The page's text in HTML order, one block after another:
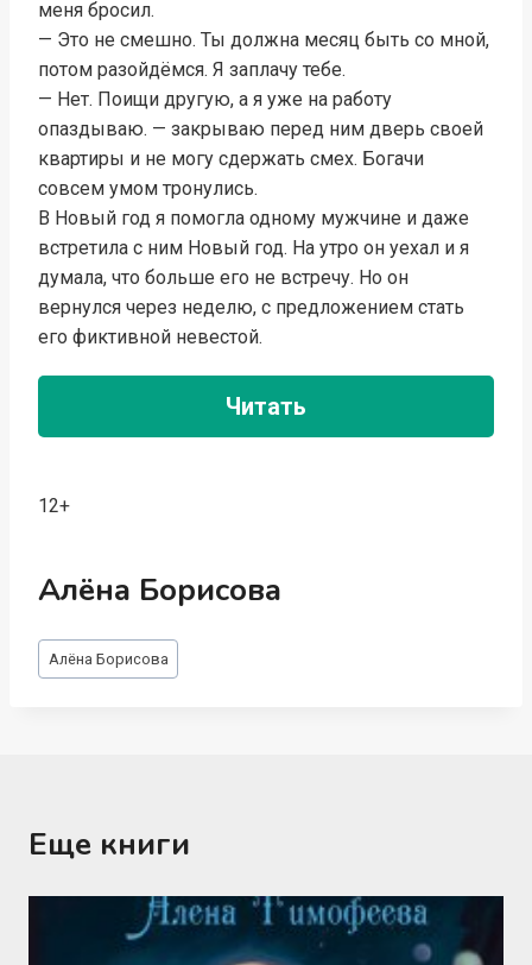
меня бросил.
— Это не смешно. Ты должна месяц быть со мной,
потом разойдёмся. Я заплачу тебе.
— Нет. Поищи другую, а я уже на работу
опаздываю. — закрываю перед ним дверь своей
квартиры и не могу сдержать смех. Богачи
совсем умом тронулись.
В Новый год я помогла одному мужчине и даже
встретила с ним Новый год. На утро он уехал и я
думала, что больше его не встречу. Но он
вернулся через неделю, с предложением стать
его фиктивной невестой.
Читать
12+
Алёна Борисова
Метки
записи:
Алёна Борисова
Еще книги